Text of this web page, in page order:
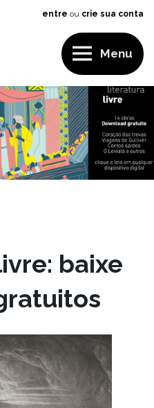
entre ou crie sua conta
Menu
baixe